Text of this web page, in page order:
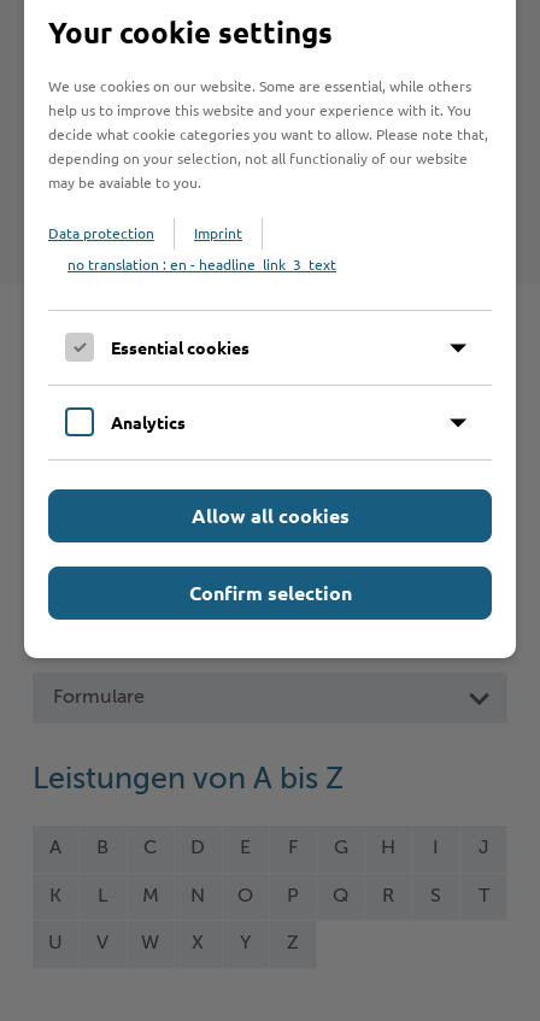
Hilfe & Kontakt:
Online-Services
Formulare
Leistungen von A bis Z
A B C D E F G H J
K L M N O P Q R S T
U V W X Y Z
Your cookie settings
We use cookies on our website. Some are essential, while others
help us to improve this website and your experience with it. You
decide what cookie categories you want to allow. Please note that,
depending on your selection, not all functionaliy of our website
may be avaiable to you.
Data protection
Imprint
no translation : en - headline_link_3_text
Essential cookies
Analytics
Allow all cookies
Confirm selection